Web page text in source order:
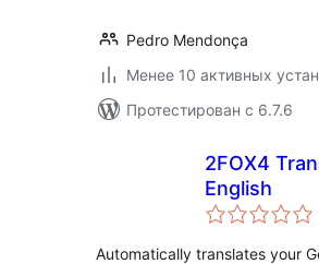
Pedro Mendonça
Менее 10 активных
Протестирован с 6.7.6
2FOX4
English
Automatically translates your